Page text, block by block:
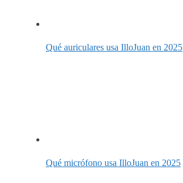
Qué auriculares usa IlloJuan en 2025
Qué micrófono usa IlloJuan en 2025